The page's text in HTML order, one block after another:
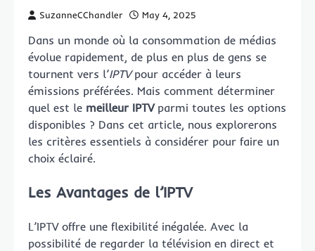
SuzanneCChandler May 4, 2025
Dans un monde où la consommation de médias
évolue rapidement, de plus en plus de gens se
tournent vers l’IPTVpour accéder à leurs
émissions préférées. Mais comment déterminer
quel est le meilleur IPTVparmi toutes les options
disponibles ? Dans cet article, nous explorerons
les critères essentiels à considérer pour faire un
choix éclairé.
Les Avantages de l’IPTV
L’IPTV offre une flexibilité inégalée. Avec la
possibilité de regarder la télévision en direct et